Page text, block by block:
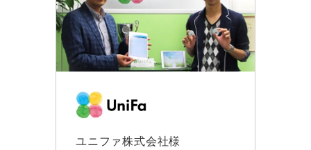
ユニファ株式会社様